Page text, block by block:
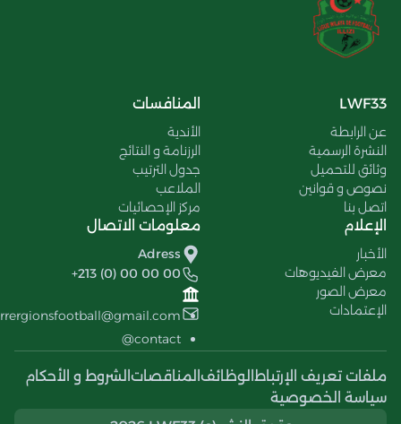
LWF33
عن الرابطة
النشرة الرسمية
وثائق للتحميل
نصوص و قوانين
اتصل بنا
المنافسات
الأندية
الرزنامة و النتائج
جدول الترتيب
الملاعب
مركز الإحصائيات
الإعلام
الأخبار
معرض الفيديوهات
معرض الصور
الإعتمادات
معلومات الاتصال
Adress
+213 (0) 00 00 00
contact@
ملفات تعريف الإرتباط الوظائف المناقصات الشروط و الأحكام
سياسة الخصوصية